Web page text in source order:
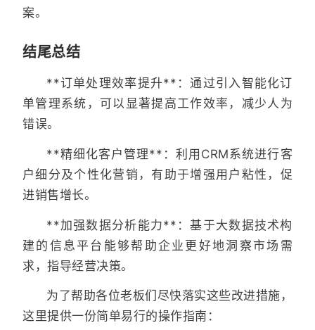
案。
结尾总结
**订单处理效率提升**：通过引入智能化订
单管理系统，可以显著提高工作效率，减少人为
错误。
**精细化客户管理**：利用CRM系统进行客
户细分及个性化营销，有助于增强用户粘性，促
进销售增长。
**加强数据分析能力**：基于大数据技术构
建的信息平台能够帮助企业更好地洞察市场需
求，指导经营决策。
为了帮助各位老板们尽快落实这些改进措施，
这里提供一份简单易行的操作指南：